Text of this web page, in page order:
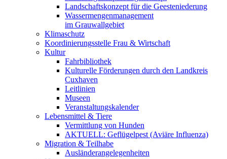
Landschaftskonzept für die Geesteniederung
Wassermengenmanagement
im Grauwallgebiet
Klimaschutz
Koordinierungsstelle Frau & Wirtschaft
Kultur
Fahrbibliothek
Kulturelle Förderungen durch den Landkreis
Cuxhaven
Leitlinien
Museen
Veranstaltungskalender
Lebensmittel & Tiere
Vermittlung von Hunden
AKTUELL: Geflügelpest (Aviäre Influenza)
Migration & Teilhabe
Ausländerangelegenheiten